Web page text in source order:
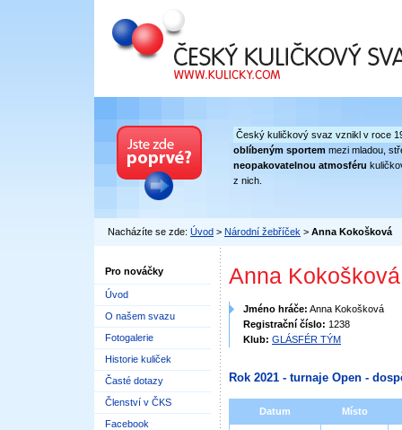
Český kuličkový svaz
Český kuličkový svaz vznikl v roce
oblíbeným sportem mezi mladou,
neopakovatelnou atmosféru
z nich.
Nacházíte se zde: Úvod > Národní žebříček > Anna Kokošková
Pro nováčky
Úvod
O našem svazu
Fotogalerie
Historie kuliček
Časté dotazy
Členství v ČKS
Facebook
Anna Kokošková
Jméno hráče: Anna Kokošková
Registrační číslo: 1238
Klub: GLÁSFÉR TÝM
Rok 2021 - turnaje Open -
Datum Místo